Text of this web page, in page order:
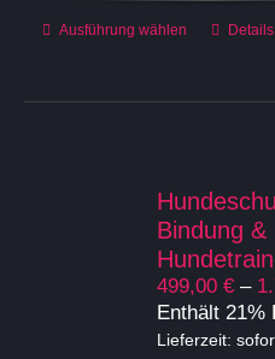
Ausführung wählen
Dieses
Die
können
auf
der
Details
Bindung
499,00 € –
Enthält 21%
Lieferzeit: